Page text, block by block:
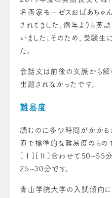
名画家モーゼスおばあちゃ
されてました。例年よりも
いました。そのため、受験
た。
会話文は前後の文脈から解
出題されなかったです。
難易度
読むのに多少時間がかかる
直で標準的な難易度のもの
[Ⅰ][Ⅱ]合わせて50~55
25~30分です。
青山学院大学の入試傾向